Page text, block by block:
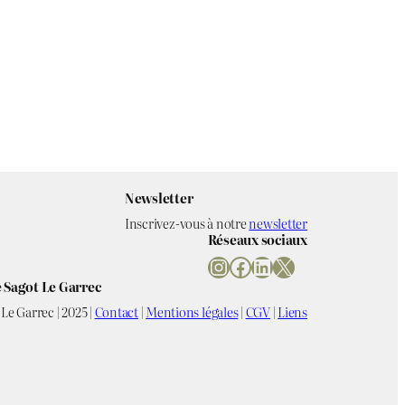
Newsletter
Inscrivez-vous à notrenewsletter
Réseaux sociaux
InstagramFacebook LinkedIn X
Le Garrec
Garrec | 2025 |Contact|Mentions légales|CGV|Liens